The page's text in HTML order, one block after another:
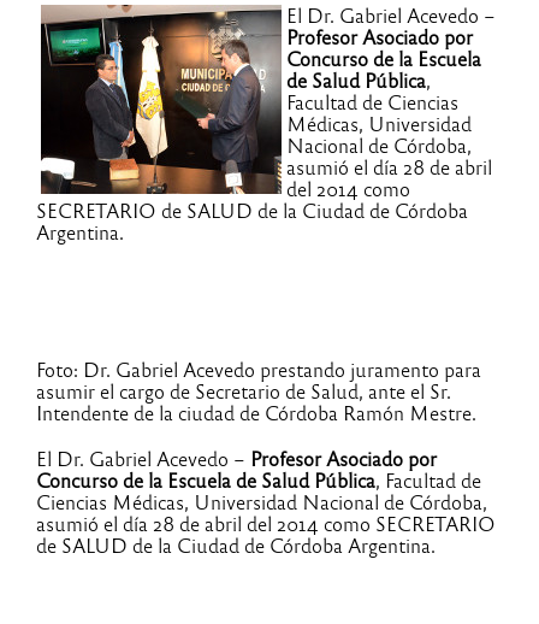
El Dr. Gabriel Acevedo –
Profesor Asociado por
Concurso de la Escuela
de Salud Pública,
Facultad de Ciencias
Médicas, Universidad
Nacional de Córdoba,
asumió el día 28 de abril
del 2014 como
SECRETARIO de SALUD de la Ciudad de Córdoba
Argentina.
Foto: Dr. Gabriel Acevedo prestando juramento para
asumir el cargo de Secretario de Salud, ante el Sr.
Intendente de la ciudad de Córdoba Ramón Mestre.
El Dr. Gabriel Acevedo – Profesor Asociado por
Concurso de la Escuela de Salud Pública, Facultad de
Ciencias Médicas, Universidad Nacional de Córdoba,
asumió el día 28 de abril del 2014 como SECRETARIO
de SALUD de la Ciudad de Córdoba Argentina.